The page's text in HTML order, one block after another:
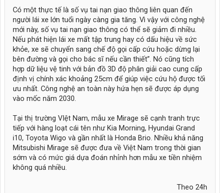
Có một thực tế là số vụ tai nạn giao thông liên quan đến
người lái xe lớn tuổi ngày càng gia tăng. Vì vậy với công nghệ
mới này, số vụ tai nạn giao thông có thể sẽ giảm đi nhiều.
Nếu phát hiện lái xe mất tập trung hay có dấu hiệu về sức
khỏe, xe sẽ chuyển sang chế độ gọi cấp cứu hoặc dừng lại
bên đường và gọi cho bác sĩ nếu cần thiết”. Nó cũng tích
hợp dữ liệu vệ tinh với bản đồ 3D độ phân giải cao cung cấp
định vị chính xác khoảng 25cm để giúp việc cứu hộ được tối
ưu nhất. Công nghệ an toàn này hứa hẹn sẽ được áp dụng
vào mốc năm 2030.
Tại thị trường VIệt Nam, mẫu xe Mirage sẽ cạnh tranh trực
tiếp với hàng loạt cái tên như Kia Morning, Hyundai Grand
i10, Toyota Wigo và gần nhất là Honda Brio. Nhiều khả năng
Mitsubishi Mirage sẽ được đưa về Việt Nam trong thời gian
sớm và có mức giá dựa đoán nhỉnh hơn mẫu xe tiền nhiệm
không quá nhiều.
Theo 24h​